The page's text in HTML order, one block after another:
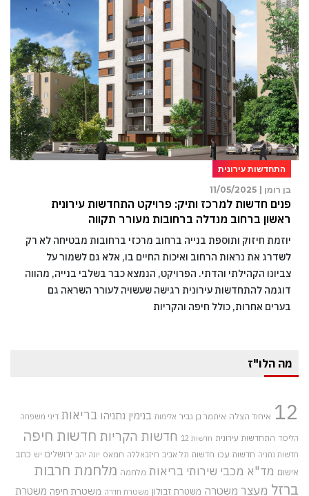
התחדשות עירונית
בן רומן |
11/05/2025
פנים חדשות למרכז ותיק: פרויקט התחדשות עירונית
ראשון ברחוב מנדלה ברחובות מעורר תקווה
יוזמת חיזוק ותוספת בנייה ברחוב מרכזי ברחובות מבטיחה לא רק
לשדרג את נראות הרחוב ואיכות החיים בו, אלא גם לשמור על
צביונו הקהילתי והדתי. הפרויקט, הנמצא כבר בשלבי בנייה, מהווה
דוגמה להתחדשות עירונית רגישה שעשויה לעורר השראה גם
בערים אחרות, כולל חיפה והקריות
מה הלו"ז
12 איחוד הצלה איתמר בן גביר אלימות בנימין נתניהו בריאות דיני משפחה
הליכוד התחדשות עירונית חדשות 12 חדשות הקריות חדשות חיפה
חדשות נתניה חדשות עכו חדשות תל אביב חיזבאללה חמאס יונה יהב ירושלים יש כתב
אישום מד"א מכבי שירותי בריאות מלחמה מלחמת חרבות
ברזל מעצר משטרה משטרת זבולון משטרת חדרה משטרת חיפה משטרת